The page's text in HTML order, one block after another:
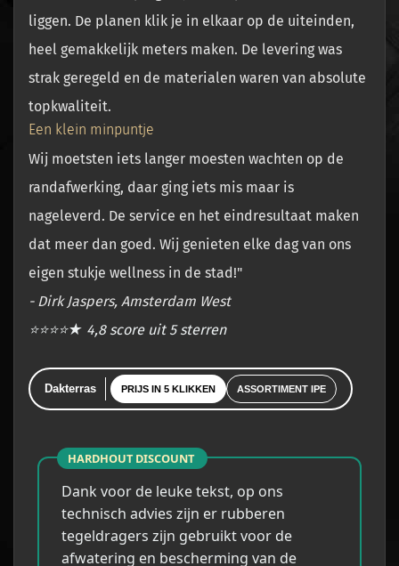
liggen. De planen klik je in elkaar op de uiteinden,
heel gemakkelijk meters maken. De levering was
strak geregeld en de materialen waren van absolute
topkwaliteit.
Een klein minpuntje
Wij moetsten iets langer moesten wachten op de
randafwerking, daar ging iets mis maar is
nageleverd. De service en het eindresultaat maken
dat meer dan goed. Wij genieten elke dag van ons
eigen stukje wellness in de stad!"
- Dirk Jaspers, Amsterdam West
⭐⭐⭐⭐★ 4,8 score uit 5 sterren
Dakterras PRIJS IN 5 KLIKKEN ASSORTIMENT IPE
HARDHOUT DISCOUNT
Dank voor de leuke tekst, op ons
technisch advies zijn er rubberen
tegeldragers zijn gebruikt voor de
afwatering en bescherming van de